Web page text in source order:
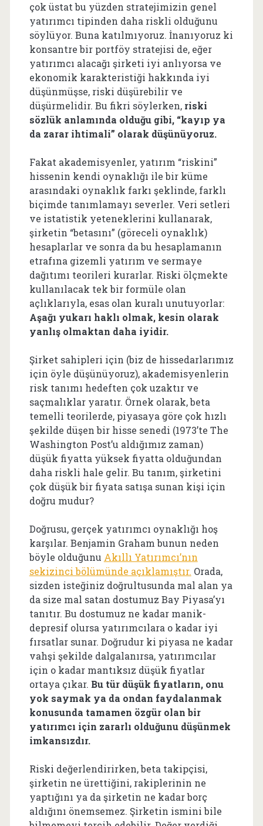
çok üstat bu yüzden stratejimizin genel
yatırımcı tipinden daha riskli olduğunu
söylüyor. Buna katılmıyoruz. İnanıyoruz ki
konsantre bir portföy stratejisi de, eğer
yatırımcı alacağı şirketi iyi anlıyorsa ve
ekonomik karakteristiği hakkında iyi
düşünmüşse, riski düşürebilir ve
düşürmelidir. Bu fikri söylerken,riski
sözlük anlamında olduğu gibi, “kayıp ya
da zarar ihtimali” olarak düşünüyoruz.
Fakat akademisyenler, yatırım “riskini”
hissenin kendi oynaklığı ile bir küme
arasındaki oynaklık farkı şeklinde, farklı
biçimde tanımlamayı severler. Veri setleri
ve istatistik yeteneklerini kullanarak,
şirketin “betasını” (göreceli oynaklık)
hesaplarlar ve sonra da bu hesaplamanın
etrafına gizemli yatırım ve sermaye
dağıtımı teorileri kurarlar. Riski ölçmekte
kullanılacak tek bir formüle olan
açlıklarıyla, esas olan kuralı unutuyorlar:
Aşağı yukarı haklı olmak, kesin olarak
yanlış olmaktan daha iyidir.
Şirket sahipleri için (biz de hissedarlarımız
için öyle düşünüyoruz), akademisyenlerin
risk tanımı hedeften çok uzaktır ve
saçmalıklar yaratır. Örnek olarak, beta
temelli teorilerde, piyasaya göre çok hızlı
şekilde düşen bir hisse senedi (1973’te The
Washington Post’u aldığımız zaman)
düşük fiyatta yüksek fiyatta olduğundan
daha riskli hale gelir. Bu tanım, şirketini
çok düşük bir fiyata satışa sunan kişi için
doğru mudur?
Doğrusu, gerçek yatırımcı oynaklığı hoş
karşılar. Benjamin Graham bunun neden
böyle olduğunu Akıllı Yatırımcı’nın
sekizinci bölümünde açıklamıştır. Orada,
sizden isteğiniz doğrultusunda mal alan ya
da size mal satan dostumuz Bay Piyasa’yı
tanıtır. Bu dostumuz ne kadar manik-
depresif olursa yatırımcılara o kadar iyi
fırsatlar sunar. Doğrudur ki piyasa ne kadar
vahşi şekilde dalgalanırsa, yatırımcılar
için o kadar mantıksız düşük fiyatlar
ortaya çıkar. Bu tür düşük fiyatların, onu
yok saymak ya da ondan faydalanmak
konusunda tamamen özgür olan bir
yatırımcı için zararlı olduğunu düşünmek
imkansızdır.
Riski değerlendirirken, beta takipçisi,
şirketin ne ürettiğini, rakiplerinin ne
yaptığını ya da şirketin ne kadar borç
aldığını önemsemez. Şirketin ismini bile